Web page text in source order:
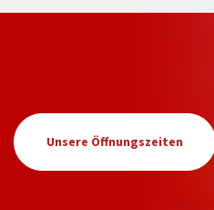
Unsere Öffnungszeiten